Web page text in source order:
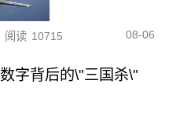
阅读 10715 08-06
字背后的\"三国杀\"